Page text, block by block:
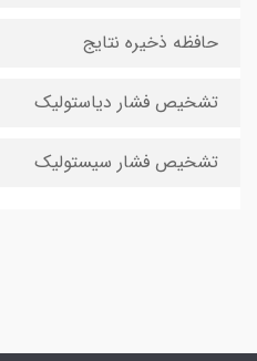
حافظه ذخیره نتایج
تشخیص فشار دیاستولیک
تشخیص فشار سیستولیک